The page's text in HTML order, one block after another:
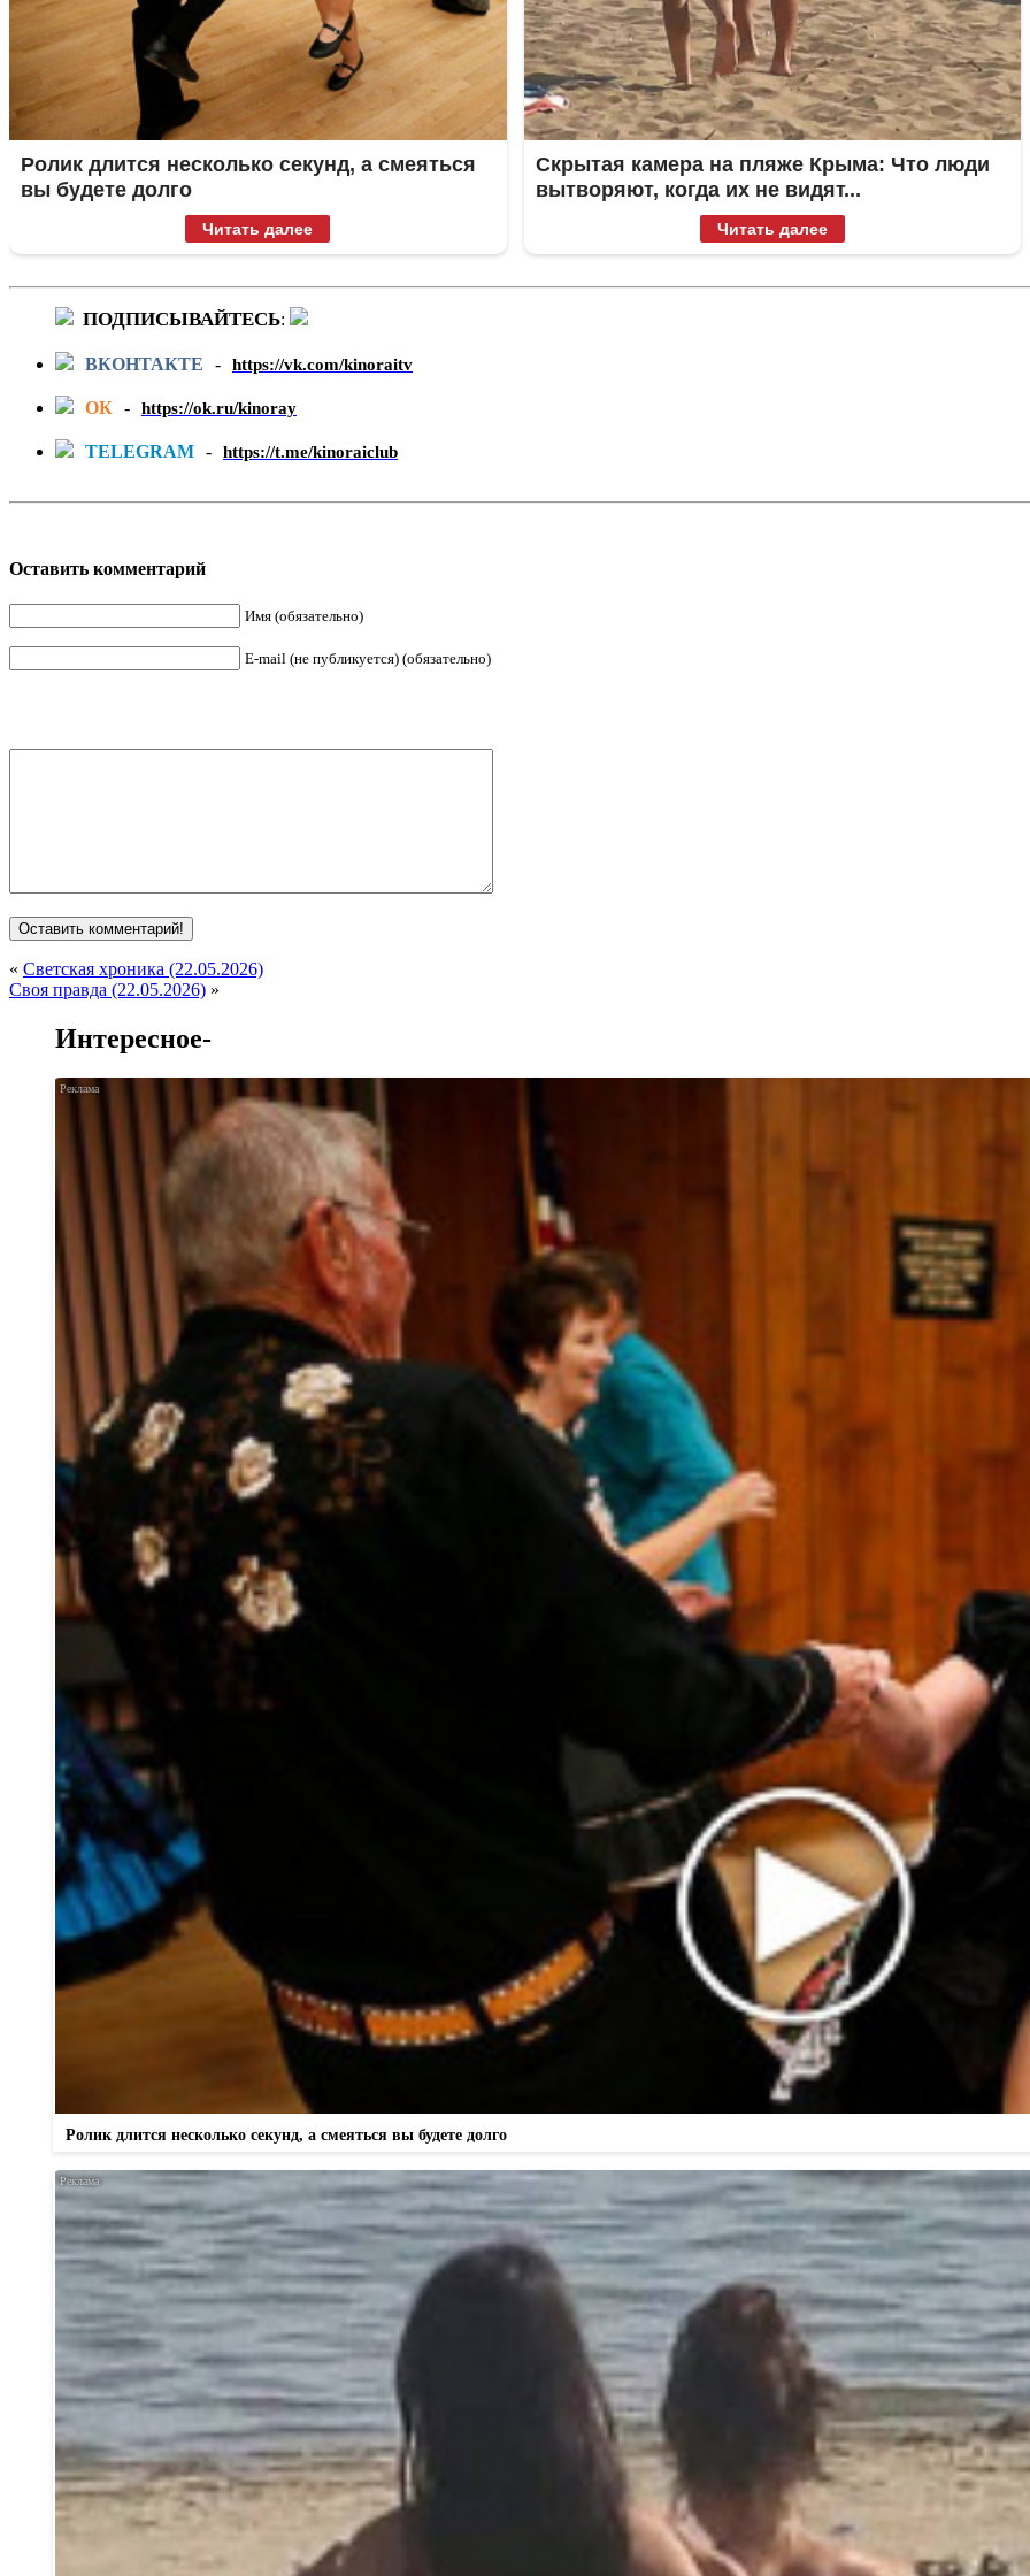
Ролик длится несколько секунд, а смеяться
вы будете долго
Читать далее
Скрытая камера на пляже Крыма: Что люди
вытворяют, когда их не видят...
Читать далее
ПОДПИСЫВАЙТЕСЬ:
ВКОНТАКТЕ - https://vk.com/kinoraitv
ОК - https://ok.ru/kinoray
TELEGRAM - https://t.me/kinoraiclub
Оставить комментарий
Имя (обязательно)
E-mail (не публикуется) (обязательно)
« Светская хроника (22.05.2026)
Своя правда (22.05.2026) »
Интересное-
Ролик длится несколько секунд, а смеяться вы будете долго